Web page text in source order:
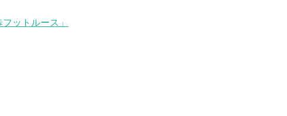
ットルース」